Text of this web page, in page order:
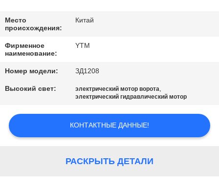
СПРОСИТЕ
ЦИТАТУ
ПОЛИТИКА
КОНФИДЕНЦИАЛЬНОСТИ
Место
происхождения:
Китай
Фирменное
наименование:
YTM
Номер модели: ЗД1208
Высокий свет: электрический мотор ворота,
электрический гидравлический мотор
КОНТАКТНЫЕ ДАННЫЕ!
РАСКРЫТЬ ДЕТАЛИ